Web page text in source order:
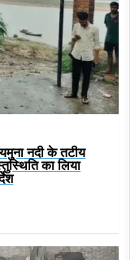
नदी के तटीय
का लिया